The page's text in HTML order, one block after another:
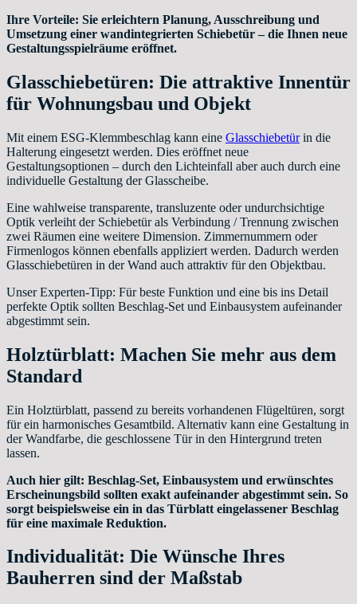
Ihre Vorteile: Sie erleichtern Planung, Ausschreibung und
Umsetzung einer wandintegrierten Schiebetür – die Ihnen neue
Gestaltungsspielräume eröffnet.
Glasschiebetüren: Die attraktive Innentür
für Wohnungsbau und Objekt
Mit einem ESG-Klemmbeschlag kann eine Glasschiebetürin die
Halterung eingesetzt werden. Dies eröffnet neue
Gestaltungsoptionen – durch den Lichteinfall aber auch durch eine
individuelle Gestaltung der Glasscheibe.
Eine wahlweise transparente, transluzente oder undurchsichtige
Optik verleiht der Schiebetür als Verbindung / Trennung zwischen
zwei Räumen eine weitere Dimension. Zimmernummern oder
Firmenlogos können ebenfalls appliziert werden. Dadurch werden
Glasschiebetüren in der Wand auch attraktiv für den Objektbau.
Unser Experten-Tipp: Für beste Funktion und eine bis ins Detail
perfekte Optik sollten Beschlag-Set und Einbausystem aufeinander
abgestimmt sein.
Holztürblatt: Machen Sie mehr aus dem
Standard
Ein Holztürblatt, passend zu bereits vorhandenen Flügeltüren, sorgt
für ein harmonisches Gesamtbild. Alternativ kann eine Gestaltung in
der Wandfarbe, die geschlossene Tür in den Hintergrund treten
lassen.
Auch hier gilt: Beschlag-Set, Einbausystem und erwünschtes
Erscheinungsbild sollten exakt aufeinander abgestimmt sein. So
sorgt beispielsweise ein in das Türblatt eingelassener Beschlag
für eine maximale Reduktion.
Individualität: Die Wünsche Ihres
Bauherren sind der Maßstab